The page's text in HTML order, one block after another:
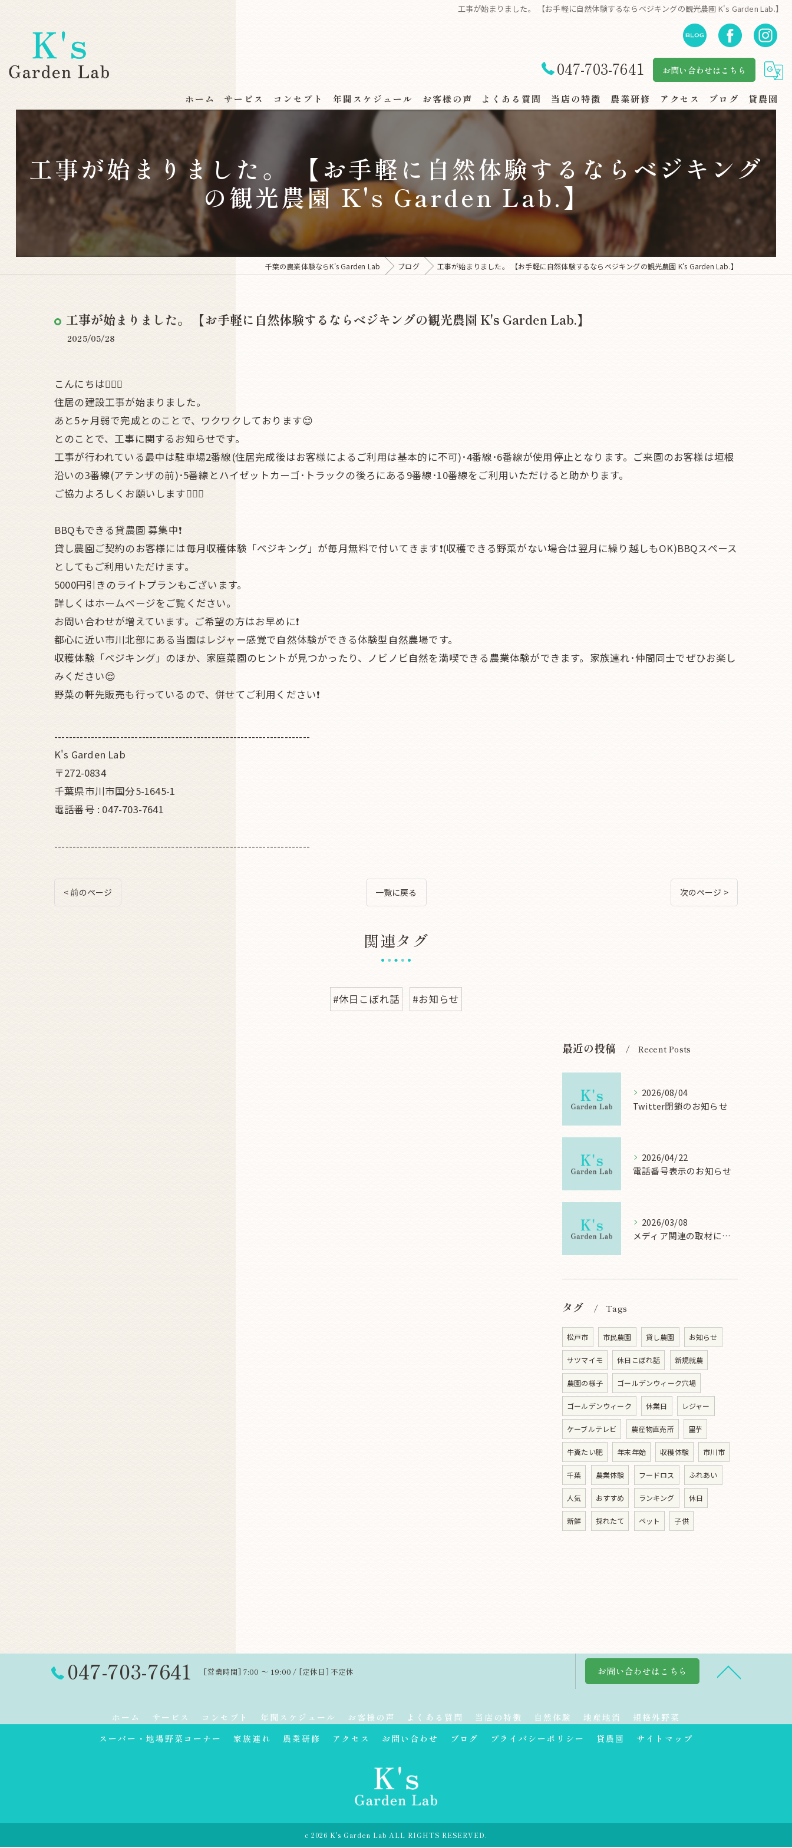
工事が始まりました。 【お手軽に自然体験するならベジキングの観光農園 K's Garden Lab.】
047-703-7641 お問い合わせはこちら
ホーム サービス コンセプト 年間スケジュール お客様の声 よくある質問 当店の特徴
地産地消
規格外野菜
スーパー・地場野菜コーナー
家族連れ
農業研修 アクセス ブログ 貸農園
工事が始まりました。 【お手軽に自然体験するならベジキング
の観光農園 K's Garden Lab.】
千葉の農業体験ならK's Garden Lab ブログ 工事が始まりました。 【お手軽に自然体験するならベジキングの観光農園 K's Garden Lab.】
工事が始まりました。 【お手軽に自然体験するならベジキングの観光農園 K's Garden Lab.】
2025/05/28
こんにちは🧚🏾‍♀️
住居の建設工事が始まりました。
あと5ヶ月弱で完成とのことで、ワクワクしております😌
とのことで、工事に関するお知らせです。
工事が行われている最中は駐車場2番線(住居完成後はお客様によるご利用は基本的に不可)･4番線･6番線が使用停止となります。ご来園のお客様は垣根
沿いの3番線(アテンザの前)･5番線とハイゼットカーゴ･トラックの後ろにある9番線･10番線をご利用いただけると助かります。
ご協力よろしくお願いします🙇🏾‍♂️
BBQもできる貸農園 募集中❗
貸し農園ご契約のお客様には毎月収穫体験「ベジキング」が毎月無料で付いてきます❗(収穫できる野菜がない場合は翌月に繰り越しもOK)BBQスペース
としてもご利用いただけます。
5000円引きのライトプランもございます。
詳しくはホームページをご覧ください。
お問い合わせが増えています。ご希望の方はお早めに❗
都心に近い市川北部にある当園はレジャー感覚で自然体験ができる体験型自然農場です。
収穫体験「ベジキング」のほか、家庭菜園のヒントが見つかったり、ノビノビ自然を満喫できる農業体験ができます。家族連れ･仲間同士でぜひお楽し
みください😌
野菜の軒先販売も行っているので、併せてご利用ください❗
----------------------------------------------------------------------
K's Garden Lab
〒272-0834
千葉県市川市国分5-1645-1
電話番号 : 047-703-7641
----------------------------------------------------------------------
< 前のページ 一覧に戻る 次のページ >
関連タグ
#休日こぼれ話 #お知らせ
最近の投稿 Recent Posts
2026/08/04
Twitter閉鎖のお知らせ
2026/04/22
電話番号表示のお知らせ
2026/03/08
メディア関連の取材について
タグ Tags
松戸市 市民農園 貸し農園 お知らせ
サツマイモ 休日こぼれ話 新規就農
農園の様子 ゴールデンウィーク穴場
ゴールデンウィーク 休業日 レジャー
ケーブルテレビ 農産物直売所 里芋
牛糞たい肥 年末年始 収穫体験 市川市
千葉 農業体験 フードロス ふれあい
人気 おすすめ ランキング 休日
新鮮 採れたて ペット 子供
047-703-7641 [営業時間] 7:00 ～ 19:00 / [定休日] 不定休 お問い合わせはこちら
ホーム サービス コンセプト 年間スケジュール お客様の声 よくある質問 当店の特徴 自然体験 地産地消
規格外野菜
スーパー・地場野菜コーナー
家族連れ 農業研修 アクセス お問い合わせ ブログ プライバシーポリシー 貸農園 サイトマップ
c 2026 K's Garden Lab ALL RIGHTS RESERVED.